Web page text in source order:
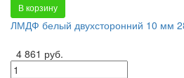
В корзину
ЛМДФ белый двухсторонний 10 мм
4 861 руб.